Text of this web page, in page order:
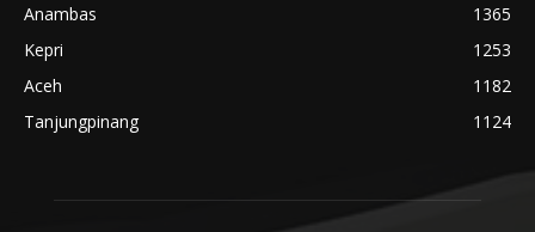
Anambas
1365
Kepri
1253
Aceh
1182
Tanjungpinang
1124